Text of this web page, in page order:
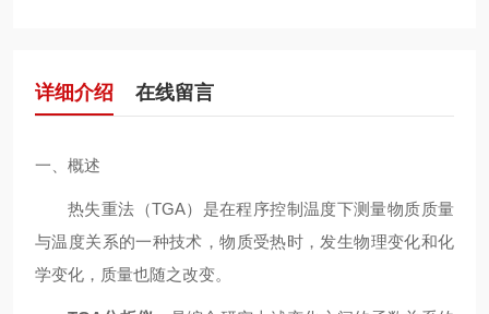
详细介绍 在线留言
一、概述
热失重法（TGA）是在程序控制温度下测量物质质量
与温度关系的一种技术，物质受热时，发生物理变化和化
学变化，质量也随之改变。